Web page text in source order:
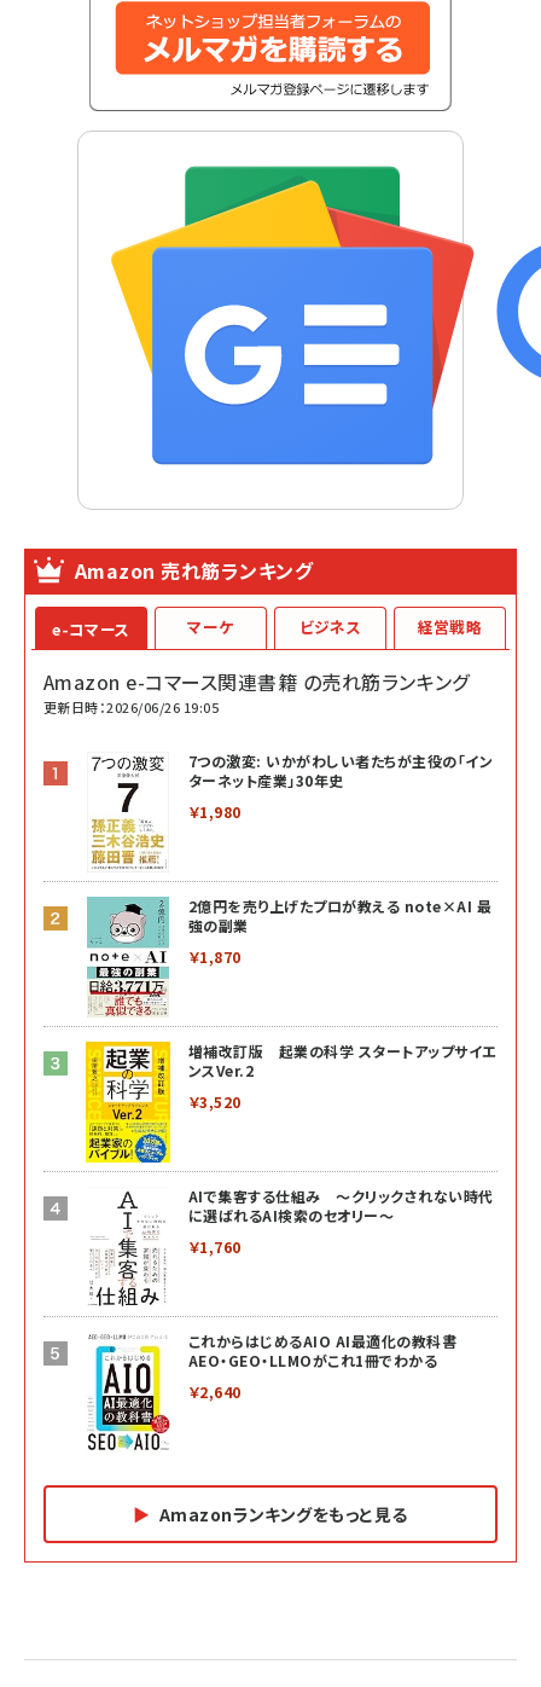
Amazon 売れ筋ランキング
e-コマース
Amazon e-コマース関連書籍 の売れ筋ランキング
更新日時：2026/06/26 19:05
7つの激変: いかがわしい者たちが主役の「イン
ターネット産業」30年史
￥1,980
2億円を売り上げたプロが教える note×AI 最
強の副業
￥1,870
増補改訂版 起業の科学 スタートアップサイエ
ンスVer.2
￥3,520
AIで集客する仕組み ～クリックされない時代
に選ばれるAI検索のセオリー～
￥1,760
これからはじめるAIO AI最適化の教科書
AEO・GEO・LLMOがこれ1冊でわかる
￥2,640
Amazonランキングをもっと見る
マーケ
2億円を売り上げたプロが教える note×AI 最強の
ビジネス
anan(アンアン)2026/07/01号 No.2501[魅せる
経営戦略
ベインキャピタル 企業価値向上力の秘密